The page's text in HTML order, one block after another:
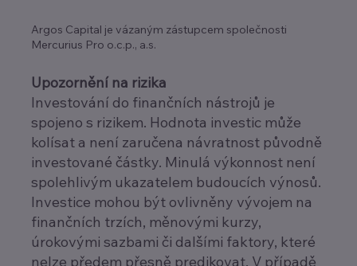
Argos Capital je vázaným zástupcem společnosti
Mercurius Pro o.c.p., a.s.
Upozornění na rizika
Investování do finančních nástrojů je
spojeno s rizikem. Hodnota investic může
kolísat a není zaručena návratnost původně
investované částky. Minulá výkonnost není
spolehlivým ukazatelem budoucích výnosů.
Investice mohou být ovlivněny vývojem na
finančních trzích, měnovými kurzy,
úrokovými sazbami či dalšími faktory, které
nelze předem přesně predikovat. V případě